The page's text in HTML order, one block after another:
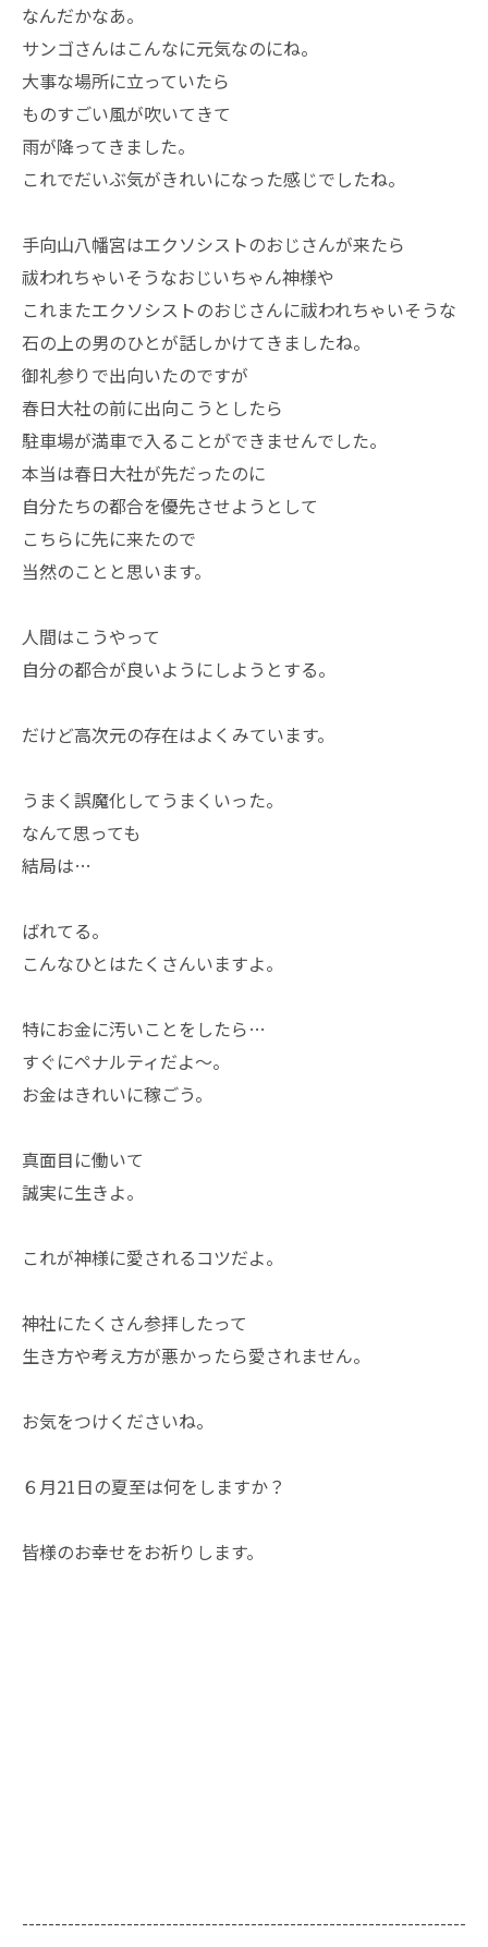
なんだかなあ。
サンゴさんはこんなに元気なのにね。
大事な場所に立っていたら
ものすごい風が吹いてきて
雨が降ってきました。
これでだいぶ気がきれいになった感じでしたね。
手向山八幡宮はエクソシストのおじさんが来たら
祓われちゃいそうなおじいちゃん神様や
これまたエクソシストのおじさんに祓われちゃいそうな
石の上の男のひとが話しかけてきましたね。
御礼参りで出向いたのですが
春日大社の前に出向こうとしたら
駐車場が満車で入ることができませんでした。
本当は春日大社が先だったのに
自分たちの都合を優先させようとして
こちらに先に来たので
当然のことと思います。
人間はこうやって
自分の都合が良いようにしようとする。
だけど高次元の存在はよくみています。
うまく誤魔化してうまくいった。
なんて思っても
結局は…
ばれてる。
こんなひとはたくさんいますよ。
特にお金に汚いことをしたら…
すぐにペナルティだよ～。
お金はきれいに稼ごう。
真面目に働いて
誠実に生きよ。
これが神様に愛されるコツだよ。
神社にたくさん参拝したって
生き方や考え方が悪かったら愛されません。
お気をつけくださいね。
６月21日の夏至は何をしますか？
皆様のお幸せをお祈りします。
--------------------------------------------------------------------